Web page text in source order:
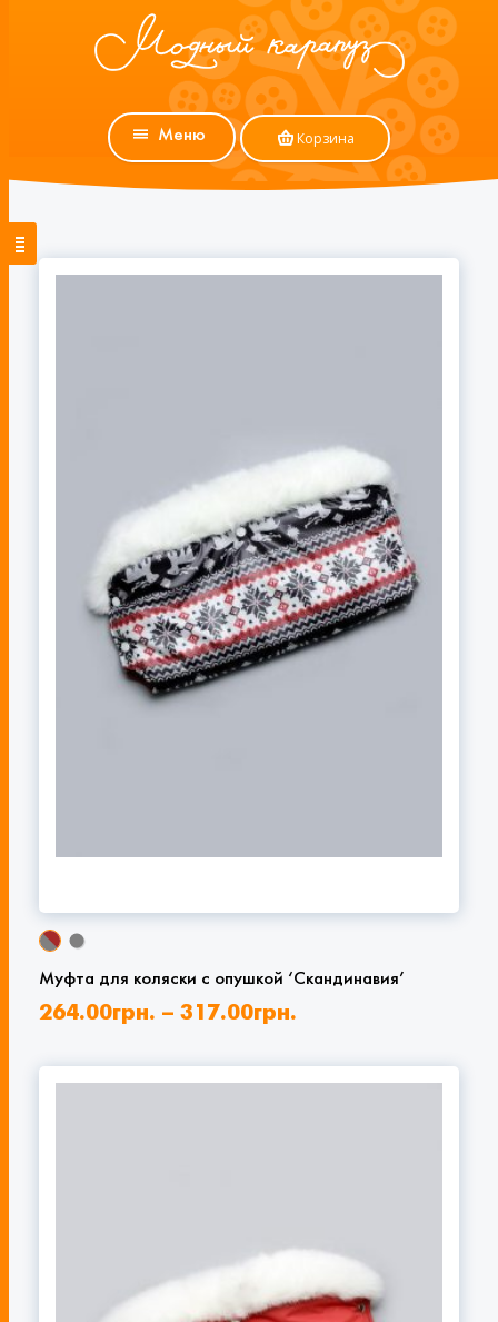
Меню Корзина
Муфта для коляски с опушкой ‘Скандинавия’
264.00грн. – 317.00грн.